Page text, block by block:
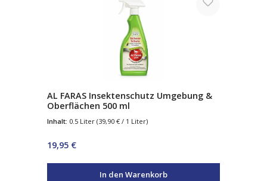
AL FARAS Insektenschutz Umgebung &
Oberflächen 500 ml
Inhalt: 0.5 Liter (39,90 € / 1 Liter)
Regulärer Preis:
19,95 €
In den Warenkorb